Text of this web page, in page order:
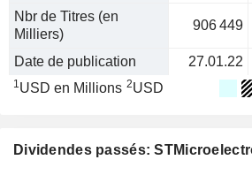
Nbr de Titres (en
Milliers)
906 449
Date de publication 27.01.22
1USD en Millions 2USD
Dividendes passés: